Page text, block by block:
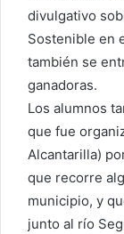
divulgativo
Sostenible en
también se
ganadoras.
Los alumnos
que fue
Alcantarilla)
que recorre
municipio, y
junto al río